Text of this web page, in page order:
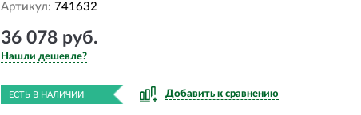
Артикул: 741632
36 078 руб.
Нашли дешевле?
ЕСТЬ В НАЛИЧИИ Добавить к сравнению